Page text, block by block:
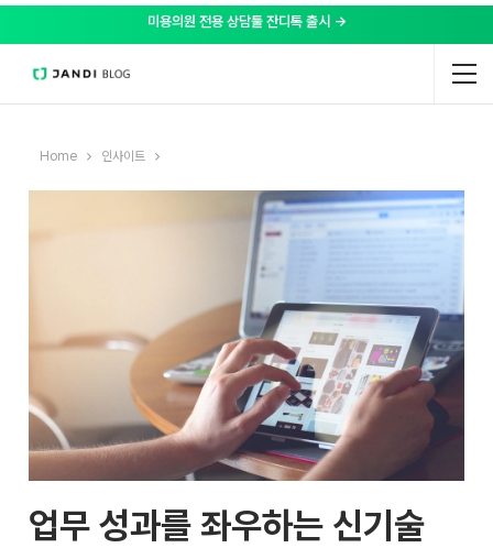
미용의원 전용 상담툴 잔디톡 출시 →
Home 인사이트
업무 성과를 좌우하는 신기술